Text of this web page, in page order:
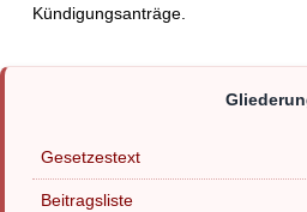
Kündigungsanträge.
Gesetzestext
Beitragsliste